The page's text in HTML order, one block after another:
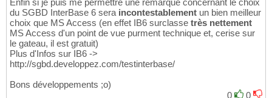
Enfin si je puis me permettre une remarque concernant le choix
du SGBD InterBase 6 sera incontestablement un bien meilleur
choix que MS Access (en effet IB6 surclasse très nettement
MS Access d'un point de vue purment technique et, cerise sur
le gateau, il est gratuit)
Plus d'Infos sur IB6 ->
http://sgbd.developpez.com/testinterbase/
Bons développements ;o)
0
0